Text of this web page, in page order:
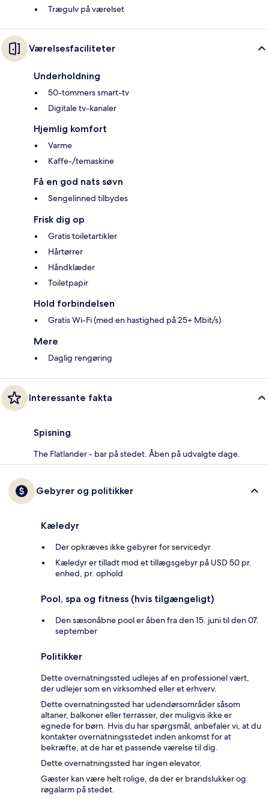
Trægulv på værelset
Værelsesfaciliteter
Underholdning
50-tommers smart-tv
Digitale tv-kanaler
Hjemlig komfort
Varme
Kaffe-/temaskine
Få en god nats søvn
Sengelinned tilbydes
Frisk dig op
Gratis toiletartikler
Hårtørrer
Håndklæder
Toiletpapir
Hold forbindelsen
Gratis Wi-Fi (med en hastighed på 25+ Mbit/s)
Mere
Daglig rengøring
Interessante fakta
Spisning
The Flatlander - bar på stedet. Åben på udvalgte dage.
Gebyrer og politikker
Kæledyr
Der opkræves ikke gebyrer for servicedyr
Kæledyr er tilladt mod et tillægsgebyr på USD 50 pr.
enhed, pr. ophold
Pool, spa og fitness (hvis tilgængeligt)
Den sæsonåbne pool er åben fra den 15. juni til den 07.
september
Politikker
Dette overnatningssted udlejes af en professionel vært,
der udlejer som en virksomhed eller et erhverv.
Dette overnatningssted har udendørsområder såsom
altaner, balkoner eller terrasser, der muligvis ikke er
egnede for børn. Hvis du har spørgsmål, anbefaler vi, at du
kontakter overnatningsstedet inden ankomst for at
bekræfte, at de har et passende værelse til dig.
Dette overnatningssted har ingen elevator.
Gæster kan være helt rolige, da der er brandslukker og
røgalarm på stedet.